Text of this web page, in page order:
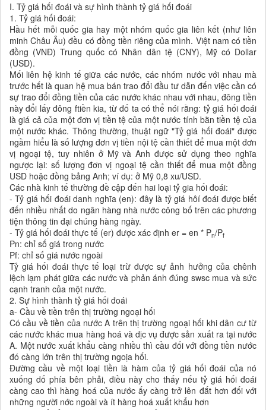
I. Tỷ giá hối đoái và sự hình thành tỷ giá hối đoái
1. Tỷ giá hối đoái:
Hầu hết mỗi quốc gia hay một nhóm quốc gia liên kết (như liên
minh Châu Âu) đều có đồng tiền riêng của mình. Việt nam có tiền
đồng (VNĐ) Trung quốc có Nhân dân tệ (CNY), Mỹ có Dollar
(USD).
Mối liên hệ kinh tế giữa các nước, các nhóm nước với nhau mà
trước hết là quan hệ mua bán trao đổi đầu tư dẫn đến việc cần có
sự trao đổi đồng tiền của các nước khác nhau với nhau, đông tiền
này đổi lấy đông ftiền kia, từ đố ta có thể nói rằng: tỷ giá hối đoái
là giá cả của một đơn vị tiền tệ của một nước tính bằn tiền tệ của
một nước khác. Thông thường, thuật ngữ "Tỷ giá hối đoái" được
ngầm hiểu là số lượng đơn vị tiền nội tệ cần thiết để mua một đơn
vị ngoại tệ, tuy nhiên ở Mỹ và Anh được sử dụng theo nghĩa
ngược lại: số lượng đơn vị ngoại tệ cần thiết để mua một đồng
USD hoặc đồng bảng Anh; ví dụ: ở Mỹ 0,8 xu/USD.
Các nhà kinh tế thường đề cập đến hai loại tỷ gia hối đoái:
- Tỷ giá hối đoái danh nghĩa (en): đây là tỷ giá hôí đoái được biết
đến nhiều nhất do ngân hàng nhà nước công bố trên các phương
tiện thông tin đại chúng hàng ngày.
- Tỷ giá hối đoái thực tế (er) được xác định er = en * Pn/Pf
Pn: chỉ số giá trong nước
Pf: chỉ số giá nước ngoài
Tỷ giá hối đoái thực tế loại trừ được sự ảnh hưởng của chênh
lệch lạm phát giữa các nước và phản ánh đúng swsc mua và sức
cạnh tranh của một nước.
2. Sự hình thành tỷ giá hối đoái
a- Cầu về tiền trên thị trường ngoại hối
Có cầu về tiền của nước A trên thị trường ngoại hối khi dân cư từ
các nước khác mua hàng hoá và dịc vụ được sản xuất ra tại nước
A. Một nước xuất khẩu càng nhiều thì cầu đối với đồng tiền nước
đó càng lớn trên thị trường ngoịa hối.
Đường cầu về một loại tiền là hàm của tỷ giá hối đoái của nó
xuống dố phía bên phải, điều này cho thấy nếu tỷ giá hối đoái
càng cao thì hàng hoá của nước ấy càng trở lên đắt hơn đối với
những người nớc ngoài và ít hàng hoá xuất khẩu hơn